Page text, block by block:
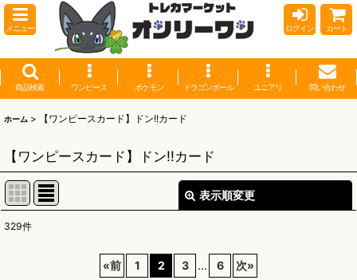
メニュー ログイン カート
商品検索 ワンピース ポケモン ドラゴンボール ユニアリ 問い合わせ
ホーム > 【ワンピースカード】ドン!!カード
【ワンピースカード】ドン!!カード
表示順変更
329件
«前 1 2 3 ... 6 次»